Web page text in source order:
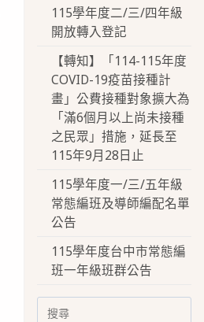
115學年度二/三/四年級
開放轉入登記
【轉知】「114-115年度
COVID-19疫苗接種計
畫」公費接種對象擴大為
「滿6個月以上尚未接種
之民眾」措施，延長至
115年9月28日止
115學年度一/三/五年級
常態編班及導師編配名單
公告
115學年度台中市常態編
班一年級班群公告
Search